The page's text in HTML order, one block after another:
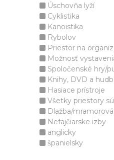
Úschovňa lyží
Cyklistika
Kanoistika
Rybolov
Priestor na
Možnosť
Spoločenské hry/
Knihy, DVD a
Hasiace prístroje
Všetky priestory
Dlažba/
Nefajčiarske izby
anglicky
španielsky